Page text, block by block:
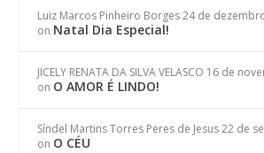
Luiz Marcos Pinheiro Borges 24 de
on Natal Dia Especial!
JICELY RENATA DA SILVA VELASCO 16 de
on O AMOR É LINDO!
Síndel Martins Torres Peres de Jesus 22 de
on O CÉU